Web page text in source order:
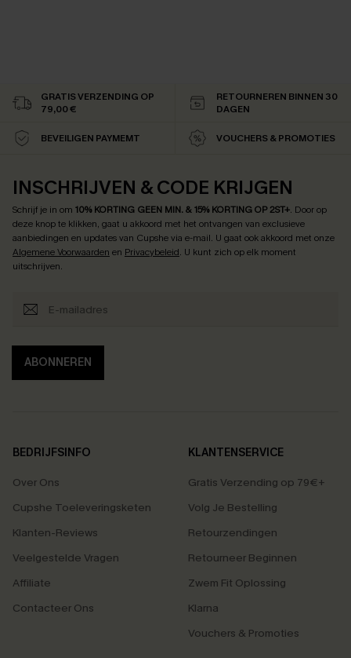
GRATIS VERZENDING OP
79,00 €
RETOURNEREN BINNEN 30
DAGEN
BEVEILIGEN PAYMEMT VOUCHERS & PROMOTIES
INSCHRIJVEN & CODE KRIJGEN
Schrijf je in om 10% KORTING GEEN MIN. & 15% KORTING OP 2ST+. Door op
deze knop te klikken, gaat u akkoord met het ontvangen van exclusieve
aanbiedingen en updates van Cupshe via e-mail. U gaat ook akkoord met onze
Algemene Voorwaarden en Privacybeleid. U kunt zich op elk moment
uitschrijven.
ABONNEREN
BEDRIJFSINFO
Over Ons
Cupshe Toeleveringsketen
Klanten-Reviews
Veelgestelde Vragen
Affiliate
Contacteer Ons
KLANTENSERVICE
Gratis Verzending op 79€+
Volg Je Bestelling
Retourzendingen
Retourneer Beginnen
Zwem Fit Oplossing
Klarna
Vouchers & Promoties